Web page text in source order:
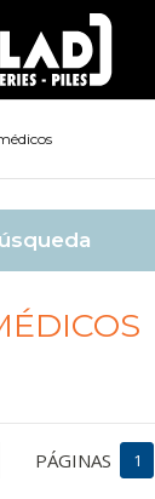
PÁGINAS 1